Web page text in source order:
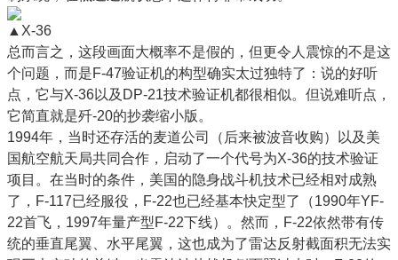
▲X-36
总而言之，这段画面大概率不是假的，但更令人震惊的不是这
个问题，而是F-47验证机的构型确实太过独特了：说的好听
点，它与X-36以及DP-21技术验证机都很相似。但说难听点，
它简直就是歼-20的抄袭缩小版。
1994年，当时还存活的麦道公司（后来被波音收购）以及美
国航空航天局共同合作，启动了一个代号为X-36的技术验证
项目。在当时的条件，美国的隐身战斗机技术已经相对成熟
了，F-117已经服役，F-22也已经基本快定型了（1990年YF-
22首飞，1997年量产型F-22下线）。然而，F-22依然带有传
统的垂直尾翼、水平尾翼，这也成为了雷达反射截面积无法实